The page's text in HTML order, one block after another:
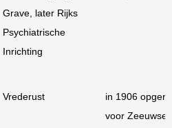
Grave, later Rijks
Psychiatrische
Inrichting
Vrederust
in 1906
voor Zeeuwse